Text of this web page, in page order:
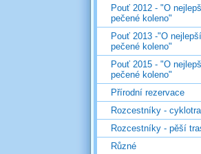
Pouť 2012 - "O
pečené koleno"
Pouť 2013 -"O nejlepší
pečené koleno"
Pouť 2015 - "O
pečené koleno"
Přírodní rezervace
Rozcestníky -
Rozcestníky - pěší
Různé